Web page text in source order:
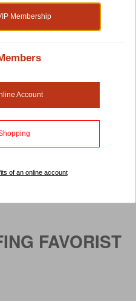
FAVORIST
Membership
Account
of an online account